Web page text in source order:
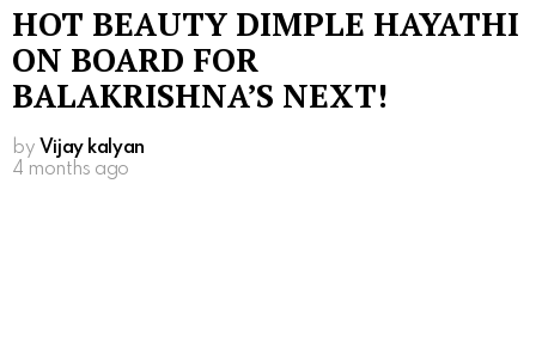
HOT BEAUTY DIMPLE HAYATHI
ON BOARD FOR
BALAKRISHNA’S NEXT!
by Vijay kalyan
4 months ago